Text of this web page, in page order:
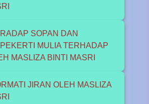
SOPAN DAN
MULIA TERHADAP
MASLIZA BINTI MASRI
JIRAN OLEH MASLIZA